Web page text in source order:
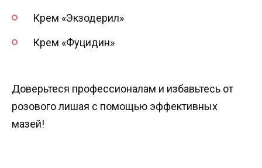
Крем «Экзодерил»
Крем «Фуцидин»
Доверьтеся профессионалам и избавьтесь от
розового лишая с помощью эффективных
мазей!